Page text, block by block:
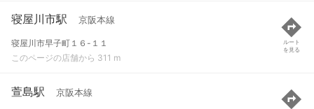
寝屋川市駅 京阪本線
寝屋川市早子町１６-１１
このページの店舗から 311 m
ルート
を見る
萱島駅 京阪本線